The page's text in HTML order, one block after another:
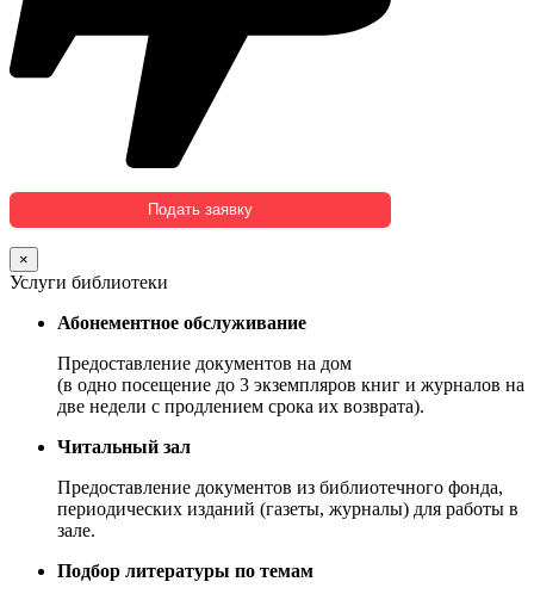
×
Услуги библиотеки
Абонементное обслуживание
Предоставление документов на дом
(в одно посещение до 3 экземпляров книг и журналов на
две недели с продлением срока их возврата).
Читальный зал
Предоставление документов из библиотечного фонда,
периодических изданий (газеты, журналы) для работы в
зале.
Подбор литературы по темам